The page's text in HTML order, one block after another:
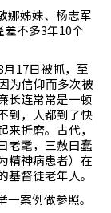
娜姊妹、杨志军
差不多3年10个
月17日被抓，至
为信仰而多次被
长连常常是一顿
到，人都到了快
折磨。古代，
老耄，三赦曰蠢
精神病患者）在
督徒老年人。
案例做参照。